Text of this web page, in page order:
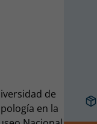
de
en la